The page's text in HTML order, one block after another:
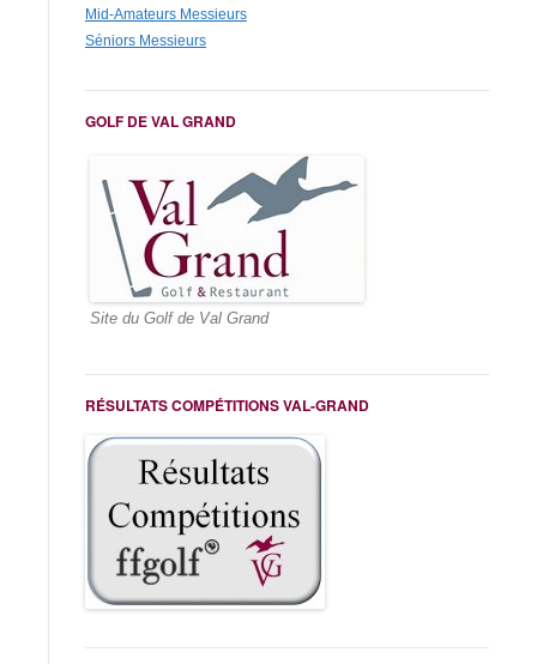
Mid-Amateurs Messieurs
Séniors Messieurs
GOLF DE VAL GRAND
Site du Golf de Val Grand
RÉSULTATS COMPÉTITIONS VAL-GRAND